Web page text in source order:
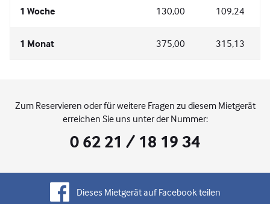
1 Woche 130,00 109,24
1 Monat 375,00 315,13
Zum Reservieren oder für weitere Fragen zu diesem Mietgerät
erreichen Sie uns unter der Nummer:
0 62 21 / 18 19 34
Dieses Mietgerät auf Facebook teilen